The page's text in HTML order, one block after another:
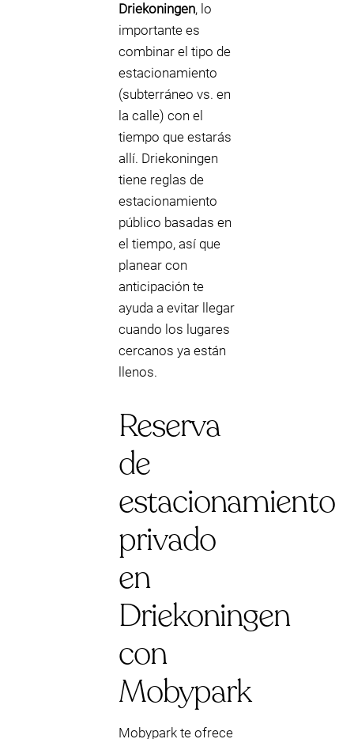
Driekoningen, lo
importante es
combinar el tipo de
estacionamiento
(subterráneo vs. en
la calle) con el
tiempo que estarás
allí. Driekoningen
tiene reglas de
estacionamiento
público basadas en
el tiempo, así que
planear con
anticipación te
ayuda a evitar llegar
cuando los lugares
cercanos ya están
llenos.
Reserva
de
estacionamiento
privado
en
Driekoningen
con
Mobypark
Mobypark te ofrece